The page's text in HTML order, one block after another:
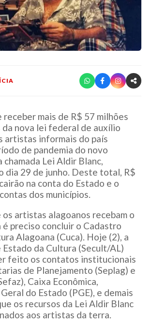
mais de R$ 57 milhões
nova lei federal de auxílio
artistas informais do país
de pandemia do novo
chamada Lei Aldir Blanc,
dia 29 de junho. Deste total, R$
na conta do Estado e o
dos municípios.
os artistas alagoanos recebam o
é preciso concluir o Cadastro
Alagoana (Cuca). Hoje (2), a
da Cultura (Secult/AL)
feito os contatos institucionais
de Planejamento (Seplag) e
Caixa Econômica,
do Estado (PGE), e demais
os recursos da Lei Aldir Blanc
aos artistas da terra.